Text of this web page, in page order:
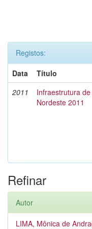
Registos:
Data
Título
2011
Infraestrutura
Nordeste 2011
Refinar
Autor
LIMA, Mônica de